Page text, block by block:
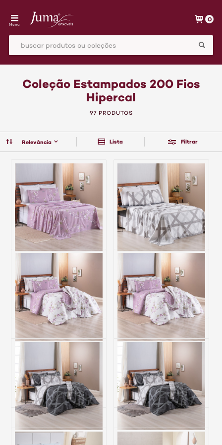
Menu
0
Coleção Estampados 200 Fios
Hipercal
Relevância Lista Filtrar
97 PRODUTOS
Jogo de Cama Casal 200
Fios Hipercal 4 Peças Gold -
Anne
R$ 186,00
6x de R$ 31,00 sem juros
Jogo de Cama Casal 200
Fios Hipercal 4 Peças Gold -
Mavi
R$ 186,00
6x de R$ 31,00 sem juros
Edredom Avulso Casal
Hipercal Gold Anne
R$ 259,70
6x de R$ 43,28 sem juros
Cobre Leito Queen Dupla
Peças Gold Anne
R$ 298,30
6x de R$ 49,72 sem juros
Cobre Leito Queen Dupla